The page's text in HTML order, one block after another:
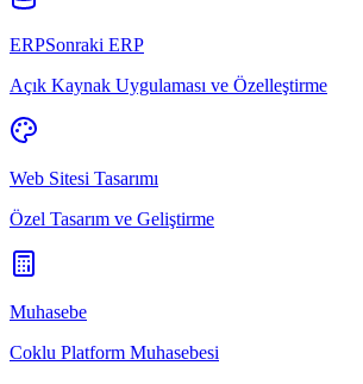
ERPSonraki ERP
Açık Kaynak Uygulaması ve Özelleştirme
Web Sitesi Tasarımı
Özel Tasarım ve Geliştirme
Muhasebe
Coklu Platform Muhasebesi